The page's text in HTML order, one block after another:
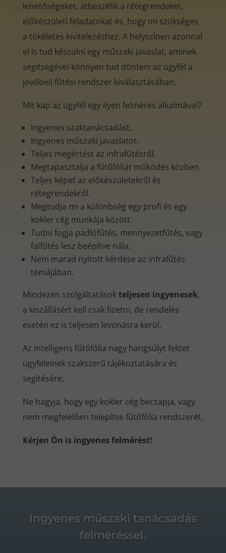
lehetőségeket, átbeszélik a rétegrendeket,
előkészületi feladatokat és, hogy mi szükséges
a tökéletes kivitelezéshez. A helyszínen azonnal
el is tud készülni egy műszaki javaslat, aminek
segítségével könnyen tud dönteni az ügyfél a
jövőbeli fűtési rendszer kiválasztásában.
Mit kap az ügyfél egy ilyen felmérés alkalmával?
Ingyenes szaktanácsadást.
Ingyenes műszaki javaslatot.
Teljes megértést az infrafűtésről.
Megtapasztalja a fűtőfóliát működés közben.
Teljes képet az előkészületekről és
rétegrendekről.
Megtudja mi a különbség egy profi és egy
kokler cég munkája között.
Tudni fogja padlófűtés, mennyezetfűtés, vagy
falfűtés lesz beépítve nála.
Nem marad nyitott kérdése az infrafűtés
témájában.
Mindezen szolgáltatásokteljesen ingyenesek,
a kiszállásért kell csak fizetni, de rendelés
esetén ez is teljesen levonásra kerül.
Az intelligens fűtőfólia nagy hangsúlyt fektet
ügyfeleinek szakszerű tájékoztatására és
segítésére.
Ne hagyja, hogy egy kokler cég becsapja, vagy
nem megfelelően telepítse fűtőfólia rendszerét.
Kérjen Ön is ingyenes felmérést!
Ingyenes műszaki tanácsadás
felméréssel.